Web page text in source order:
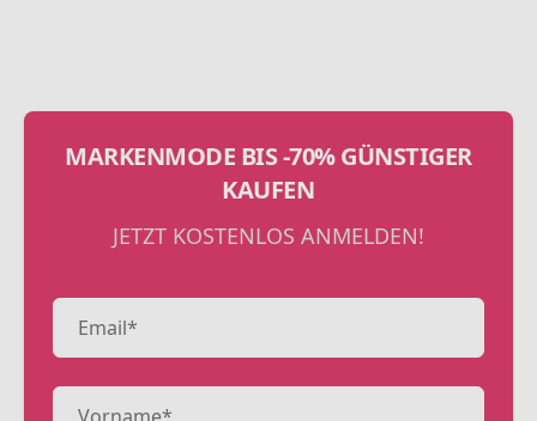
MARKENMODE BIS -70% GÜNSTIGER
KAUFEN
JETZT KOSTENLOS ANMELDEN!